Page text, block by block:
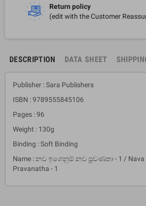
Return policy
(edit with the Customer
DESCRIPTION DATA SHEET
Publisher : Sara Publishers
ISBN : 9789555845106
Pages : 96
Weight : 130g
Binding : Soft Binding
Name : නව ඉගෙනුම් නව ප්‍රවණතා - 1 / Nava
Pravanatha - 1